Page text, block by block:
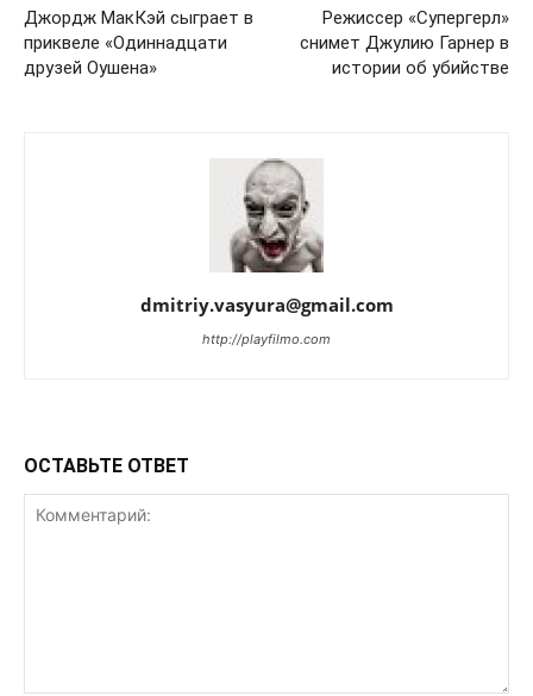
Джордж МакКэй сыграет в
приквеле «Одиннадцати
друзей Оушена»
Режиссер «Супергерл»
снимет Джулию Гарнер в
истории об убийстве
dmitriy.vasyura@gmail.com
http://playfilmo.com
ОСТАВЬТЕ ОТВЕТ